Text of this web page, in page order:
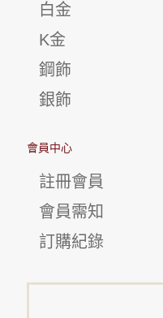
白金
K金
鋼飾
銀飾
會員中心
註冊會員
會員需知
訂購紀錄